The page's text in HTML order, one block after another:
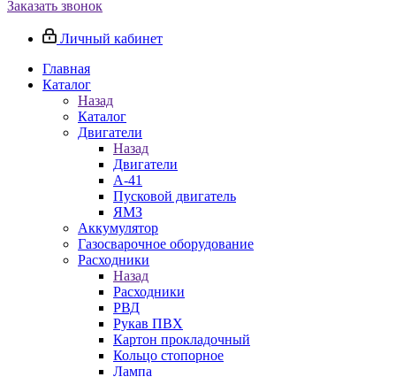
Заказать звонок
Личный кабинет
Главная
Каталог
Назад
Каталог
Двигатели
Назад
Двигатели
А-41
Пусковой двигатель
ЯМЗ
Аккумулятор
Газосварочное оборудование
Расходники
Назад
Расходники
РВД
Рукав ПВХ
Картон прокладочный
Кольцо стопорное
Лампа